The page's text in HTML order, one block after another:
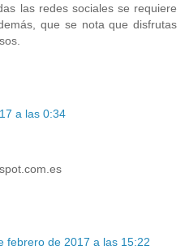
las redes sociales se requiere
que se nota que disfrutas
a las 0:34
febrero de 2017 a las 15:22